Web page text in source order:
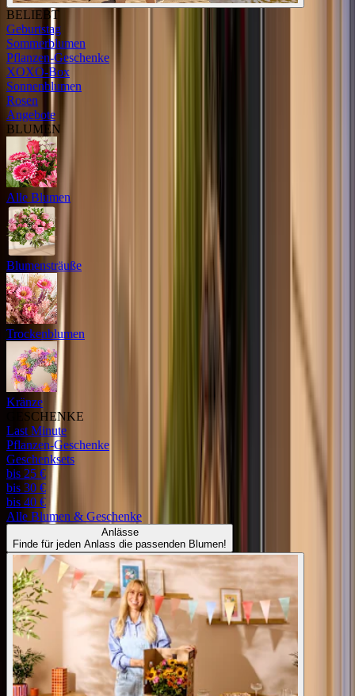
BELIEBT
Geburtstag
Sommerblumen
Pflanzen-Geschenke
XOXO-Box
Sonnenblumen
Rosen
Angebote
BLUMEN
Alle Blumen
Blumensträuße
Trockenblumen
Kränze
GESCHENKE
Last Minute
Pflanzen-Geschenke
Geschenksets
bis 25 €
bis 30 €
bis 40 €
Alle Blumen & Geschenke
Anlässe
Finde für jeden Anlass die passenden Blumen!